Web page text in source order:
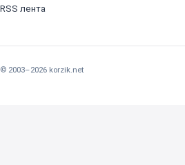
RSS лента
© 2003–2026 korzik.net